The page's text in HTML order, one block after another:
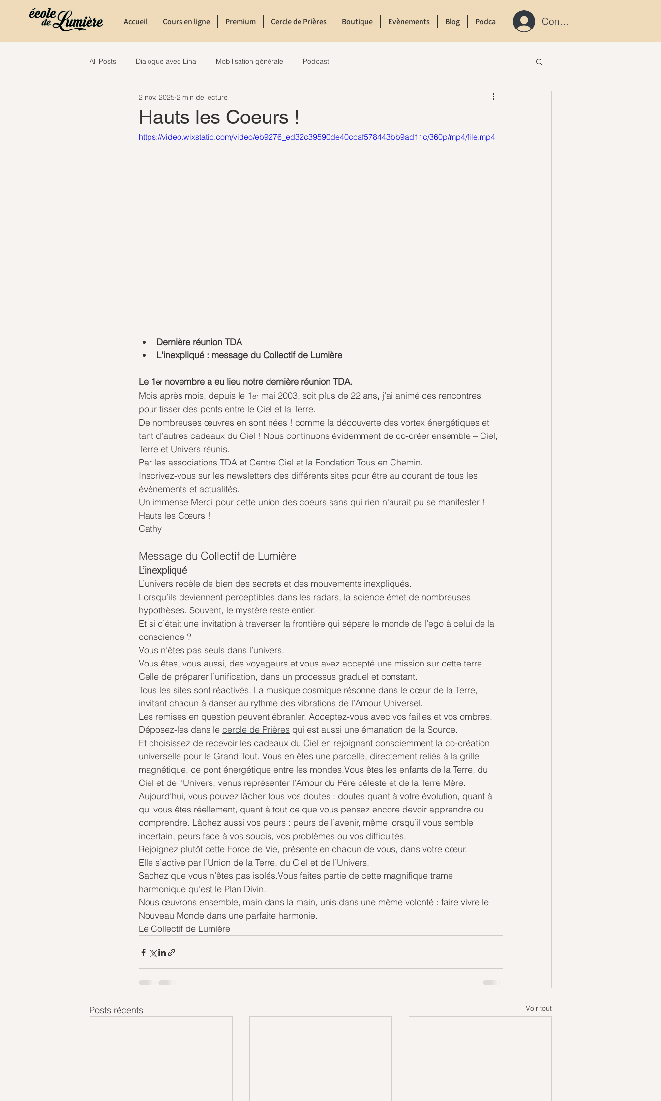
Accueil Cours en ligne Premium Cercle de Prières Boutique Evènements Blog Podcast ContactConnexion / S'inscrire
All Posts Dialogue avec Lina Mobilisation générale Podcast
Hauts les Coeurs !
2 nov. 2025 2 min de lecture
https://video.wixstatic.com/video/eb9276_ed32c39590de40ccaf578443bb9ad11c/360p/mp4/file.mp4
Dernière réunion TDA
L'inexpliqué : message du Collectif de Lumière
Le 1er novembre a eu lieu notre dernière réunion TDA.
Mois après mois, depuis le 1er mai 2003, soit plus de 22 ans, j’ai animé ces rencontres
pour tisser des ponts entre le Ciel et la Terre.
De nombreuses œuvres en sont nées ! comme la découverte des vortex énergétiques et
tant d’autres cadeaux du Ciel ! Nous continuons évidemment de co-créer ensemble – Ciel,
Terre et Univers réunis.
Par les associations TDA et Centre Ciel et la Fondation Tous en Chemin.
Inscrivez-vous sur les newsletters des différents sites pour être au courant de tous les
événements et actualités.
Un immense Merci pour cette union des coeurs sans qui rien n'aurait pu se manifester !
Hauts les Cœurs !
Cathy
Message du Collectif de Lumière
L’inexpliqué
L’univers recèle de bien des secrets et des mouvements inexpliqués.
Lorsqu’ils deviennent perceptibles dans les radars, la science émet de nombreuses
hypothèses. Souvent, le mystère reste entier.
Et si c’était une invitation à traverser la frontière qui sépare le monde de l’ego à celui de la
conscience ?
Vous n’êtes pas seuls dans l’univers.
Vous êtes, vous aussi, des voyageurs et vous avez accepté une mission sur cette terre.
Celle de préparer l’unification, dans un processus graduel et constant.
Tous les sites sont réactivés. La musique cosmique résonne dans le cœur de la Terre,
invitant chacun à danser au rythme des vibrations de l’Amour Universel.
Les remises en question peuvent ébranler. Acceptez-vous avec vos failles et vos ombres.
Déposez-les dans le cercle de Prières qui est aussi une émanation de la Source.
Et choisissez de recevoir les cadeaux du Ciel en rejoignant consciemment la co-création
universelle pour le Grand Tout. Vous en êtes une parcelle, directement reliés à la grille
magnétique, ce pont énergétique entre les mondes.Vous êtes les enfants de la Terre, du
Ciel et de l’Univers, venus représenter l’Amour du Père céleste et de la Terre Mère.
Aujourd’hui, vous pouvez lâcher tous vos doutes : doutes quant à votre évolution, quant à
qui vous êtes réellement, quant à tout ce que vous pensez encore devoir apprendre ou
comprendre. Lâchez aussi vos peurs : peurs de l’avenir, même lorsqu’il vous semble
incertain, peurs face à vos soucis, vos problèmes ou vos difficultés.
Rejoignez plutôt cette Force de Vie, présente en chacun de vous, dans votre cœur.
Elle s’active par l’Union de la Terre, du Ciel et de l’Univers.
Sachez que vous n’êtes pas isolés.Vous faites partie de cette magnifique trame
harmonique qu’est le Plan Divin.
Nous œuvrons ensemble, main dans la main, unis dans une même volonté : faire vivre le
Nouveau Monde dans une parfaite harmonie.
Le Collectif de Lumière
Posts récents Voir tout